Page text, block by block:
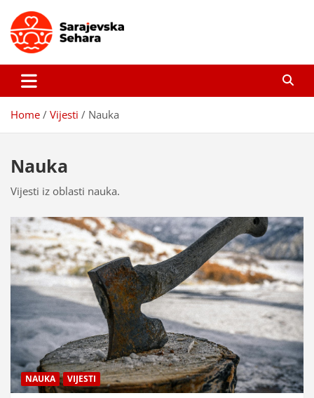
content
Sarajevska sehara
Home Vijesti Nauka
Nauka
Vijesti iz oblasti nauka.
NAUKA VIJESTI